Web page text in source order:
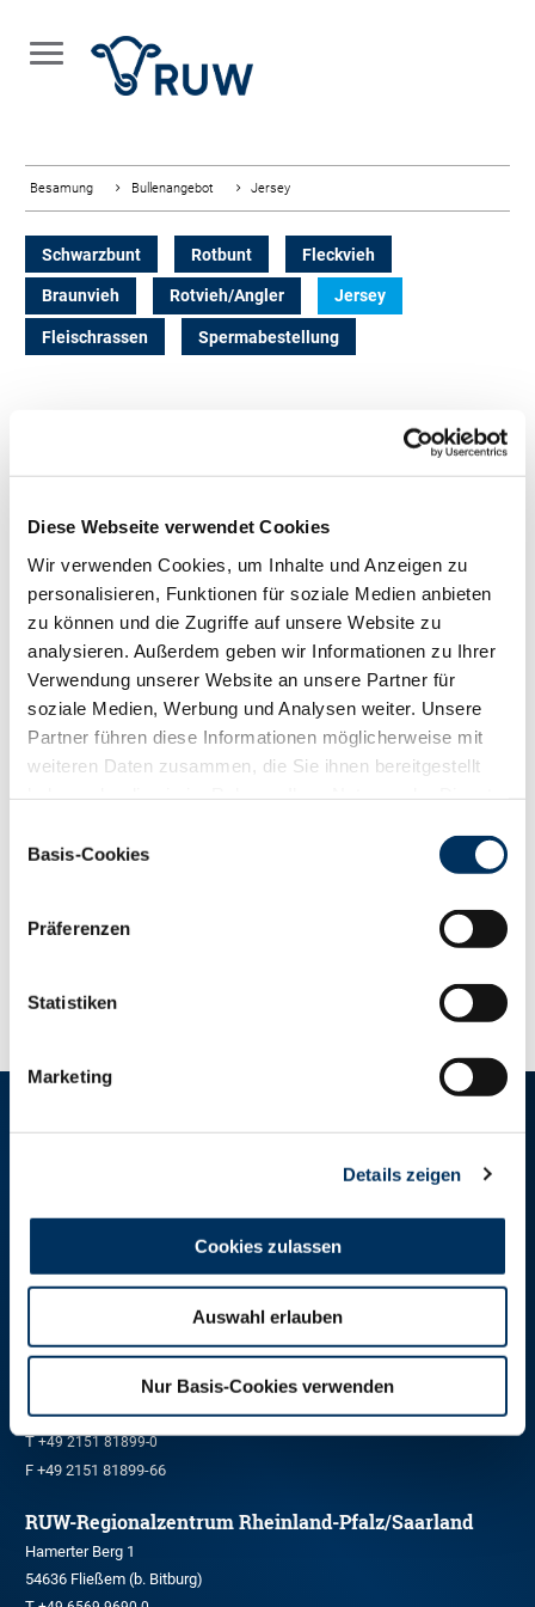
Diese Webseite verwendet Cookies
Wir verwenden Cookies, um Inhalte und Anzeigen zu
personalisieren, Funktionen für soziale Medien anbieten
zu können und die Zugriffe auf unsere Website zu
analysieren. Außerdem geben wir Informationen zu Ihrer
Verwendung unserer Website an unsere Partner für
soziale Medien, Werbung und Analysen weiter. Unsere
Partner führen diese Informationen möglicherweise mit
weiteren Daten zusammen, die Sie ihnen bereitgestellt
Cookies, wenn Sie unsere Webseite weiterhin nutzen.
Basis-Cookies
Präferenzen
Statistiken
Marketing
Details zeigen
Cookies zulassen
Auswahl erlauben
Nur Basis-Cookies verwenden
Besamung Bullenangebot Jersey
Schwarzbunt Rotbunt Fleckvieh
Braunvieh Rotvieh/Angler Jersey
Fleischrassen Spermabestellung
FILTER ZUCHTWERTE
SUCHERGEBNIS ZWS 11/-0001 ANZEIGEN (5BULLEN)
PDF
NAME JPI Preis
Smitten 128
26,00 €
Duo
154
26,00 €
Actionplay
26,00 €
26,00 €
RINDER-UNION WEST eG
Schiffahrter Damm 235a
T+49 251 9288-0
RUW-Regionalzentrum Nordrhein
Kleinewefersstraße 160
47803 Krefeld
T+49 2151 81899-0
F +49 2151 81899-66
RUW-Regionalzentrum Rheinland-Pfalz/Saarland
Hamerter Berg 1
54636 Fließem (b. Bitburg)